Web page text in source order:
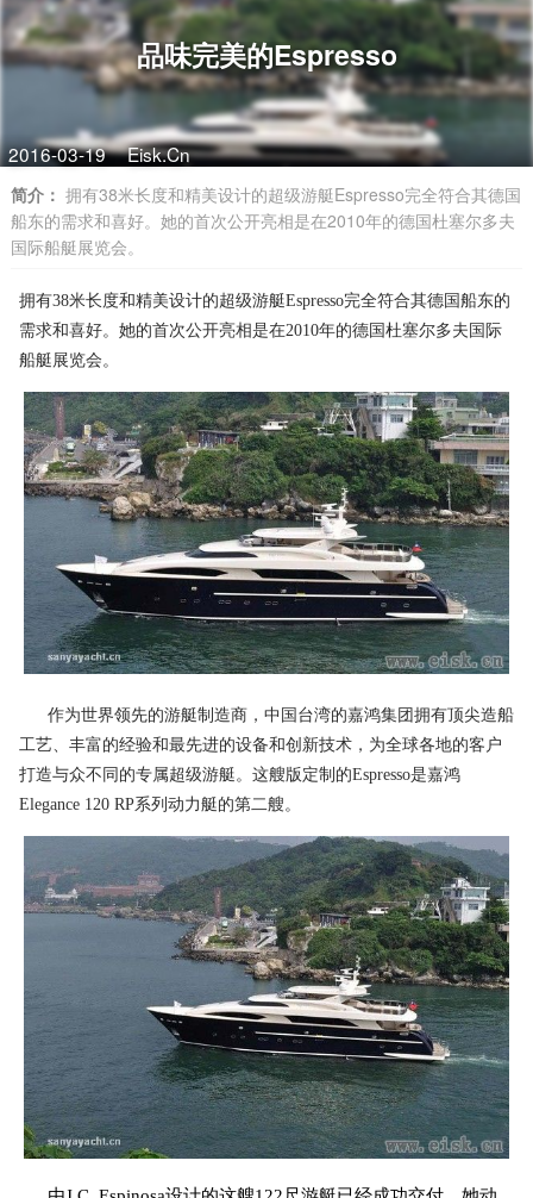
品味完美的Espresso
2016-03-19 Eisk.Cn
简介： 拥有38米长度和精美设计的超级游艇Espresso完全符合其德国
船东的需求和喜好。她的首次公开亮相是在2010年的德国杜塞尔多夫
国际船艇展览会。
拥有38米长度和精美设计的超级游艇Espresso完全符合其德国船东的
需求和喜好。她的首次公开亮相是在2010年的德国杜塞尔多夫国际
船艇展览会。
作为世界领先的游艇制造商，中国台湾的嘉鸿集团拥有顶尖造船
工艺、丰富的经验和最先进的设备和创新技术，为全球各地的客户
打造与众不同的专属超级游艇。这艘版定制的Espresso是嘉鸿
Elegance 120 RP系列动力艇的第二艘。